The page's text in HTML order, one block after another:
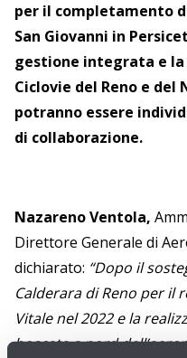
per il completamento
San Giovanni in
gestione integrata e
Ciclovie del Reno e
potranno essere
di collaborazione.
Nazareno Ventola,
Direttore Generale di
dichiarato: “Dopo il
Calderara di Reno per il
Vitale nel 2022 e la
boscata a nord